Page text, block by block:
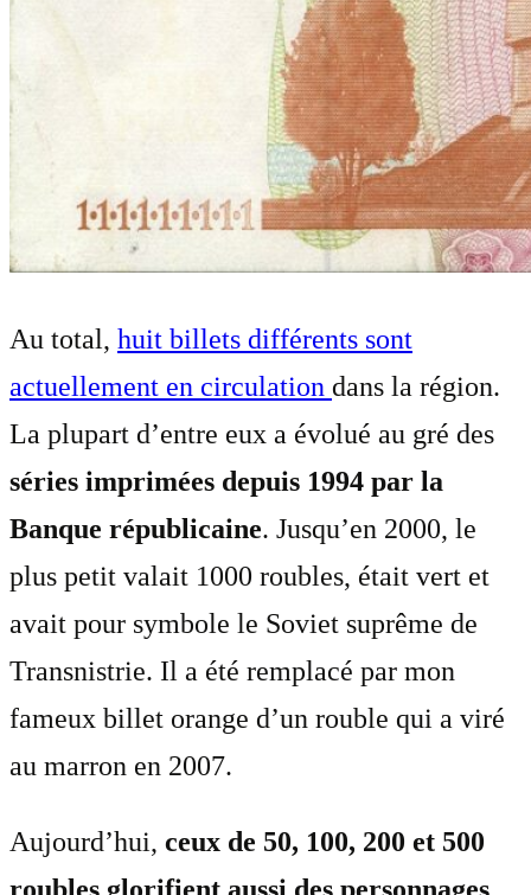
Au total, huit billets différents sont
actuellement en circulation dans la région.
La plupart d’entre eux a évolué au gré des
séries imprimées depuis 1994 par la
Banque républicaine. Jusqu’en 2000, le
plus petit valait 1000 roubles, était vert et
avait pour symbole le Soviet suprême de
Transnistrie. Il a été remplacé par mon
fameux billet orange d’un rouble qui a viré
au marron en 2007.
Aujourd’hui, ceux de 50, 100, 200 et 500